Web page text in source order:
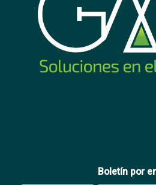
Código
DS-PM2-
Código EAN
DS-PM2-
SUGERIDOS PARA TI
Boletín por